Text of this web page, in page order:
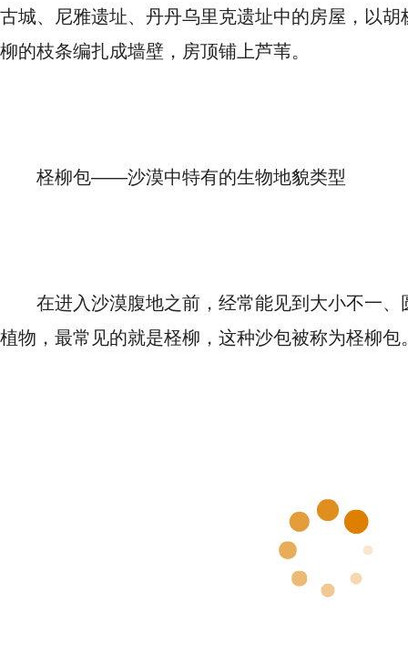
古城、尼雅遗址、丹丹乌里克遗址中的房屋，以
柳的枝条编扎成墙壁，房顶铺上芦苇。
柽柳包——沙漠中特有的生物地貌类型
在进入沙漠腹地之前，经常能见到大小不一
植物，最常见的就是柽柳，这种沙包被称为柽柳包